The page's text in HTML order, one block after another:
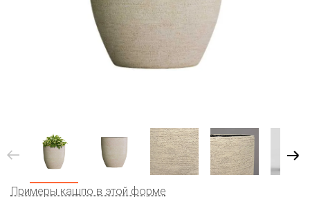
Примеры кашпо в этой форме